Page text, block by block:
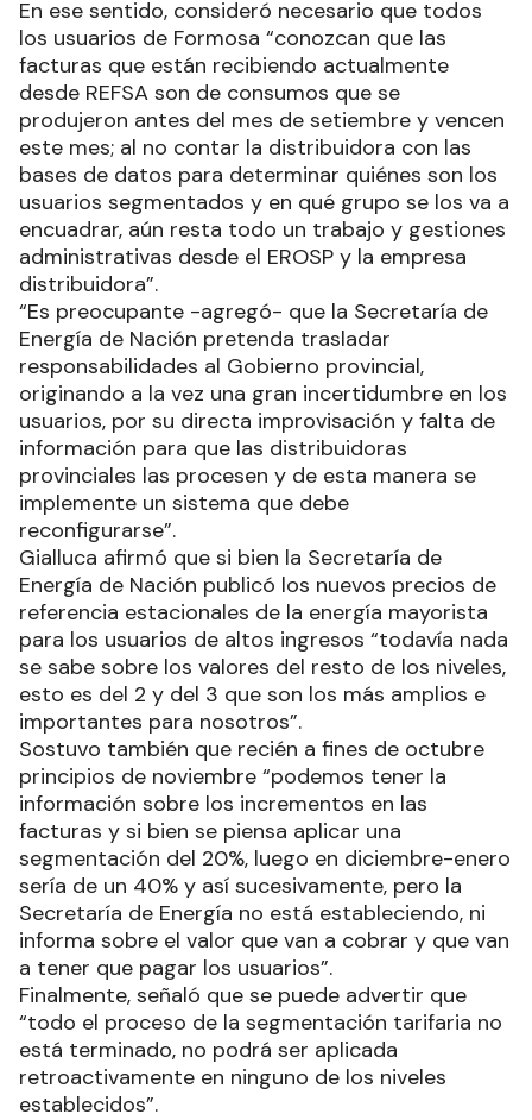
En ese sentido, consideró necesario que todos
los usuarios de Formosa “conozcan que las
facturas que están recibiendo actualmente
desde REFSA son de consumos que se
produjeron antes del mes de setiembre y vencen
este mes; al no contar la distribuidora con las
bases de datos para determinar quiénes son los
usuarios segmentados y en qué grupo se los va a
encuadrar, aún resta todo un trabajo y gestiones
administrativas desde el EROSP y la empresa
distribuidora”.
“Es preocupante -agregó- que la Secretaría de
Energía de Nación pretenda trasladar
responsabilidades al Gobierno provincial,
originando a la vez una gran incertidumbre en los
usuarios, por su directa improvisación y falta de
información para que las distribuidoras
provinciales las procesen y de esta manera se
implemente un sistema que debe
reconfigurarse”.
Gialluca afirmó que si bien la Secretaría de
Energía de Nación publicó los nuevos precios de
referencia estacionales de la energía mayorista
para los usuarios de altos ingresos “todavía nada
se sabe sobre los valores del resto de los niveles,
esto es del 2 y del 3 que son los más amplios e
importantes para nosotros”.
Sostuvo también que recién a fines de octubre
principios de noviembre “podemos tener la
información sobre los incrementos en las
facturas y si bien se piensa aplicar una
segmentación del 20%, luego en diciembre-enero
sería de un 40% y así sucesivamente, pero la
Secretaría de Energía no está estableciendo, ni
informa sobre el valor que van a cobrar y que van
a tener que pagar los usuarios”.
Finalmente, señaló que se puede advertir que
“todo el proceso de la segmentación tarifaria no
está terminado, no podrá ser aplicada
retroactivamente en ninguno de los niveles
establecidos”.